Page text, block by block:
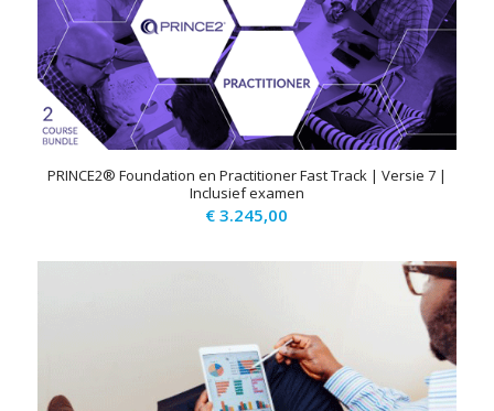
PRINCE2® Foundation en Practitioner Fast Track | Versie 7 |
Inclusief examen
€ 3.245,00